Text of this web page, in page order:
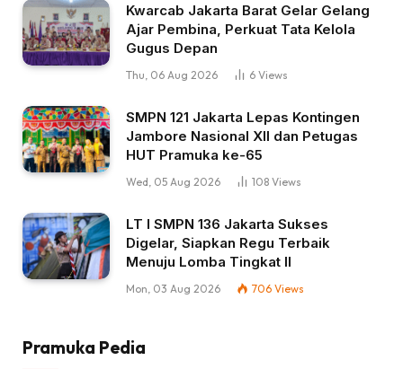
Kwarcab Jakarta Barat Gelar Gelang
Ajar Pembina, Perkuat Tata Kelola
Gugus Depan
Thu, 06 Aug 2026 6 Views
SMPN 121 Jakarta Lepas Kontingen
Jambore Nasional XII dan Petugas
HUT Pramuka ke-65
Wed, 05 Aug 2026 108 Views
LT I SMPN 136 Jakarta Sukses
Digelar, Siapkan Regu Terbaik
Menuju Lomba Tingkat II
Mon, 03 Aug 2026 706 Views
Pramuka Pedia